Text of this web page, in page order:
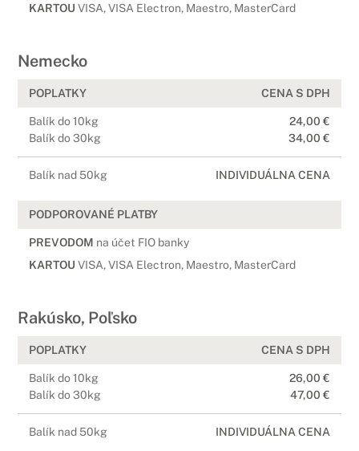
KARTOU VISA, VISA Electron, Maestro, MasterCard
Nemecko
POPLATKY
Balík do 10kg
Balík do 30kg
Balík nad 50kg
CENA S DPH
24,00 €
34,00 €
INDIVIDUÁLNA CENA
PODPOROVANÉ PLATBY
PREVODOM na účet FIO banky
KARTOU VISA, VISA Electron, Maestro, MasterCard
Rakúsko, Poľsko
POPLATKY
Balík do 10kg
Balík do 30kg
Balík nad 50kg
CENA S DPH
26,00 €
47,00 €
INDIVIDUÁLNA CENA